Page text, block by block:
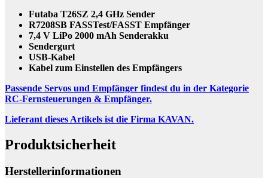
Futaba T26SZ 2,4 GHz Sender
R7208SB FASSTest/FASST Empfänger
7,4 V LiPo 2000 mAh Senderakku
Sendergurt
USB-Kabel
Kabel zum Einstellen des Empfängers
Passende Servos und Empfänger findest du in der Kategorie
RC-Fernsteuerungen & Empfänger.
Lieferant dieses Artikels ist die Firma KAVAN.
Produktsicherheit
Herstellerinformationen